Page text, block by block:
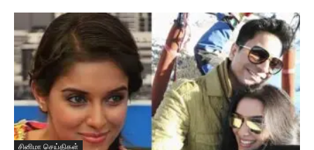
சினிமா செய்திகள்